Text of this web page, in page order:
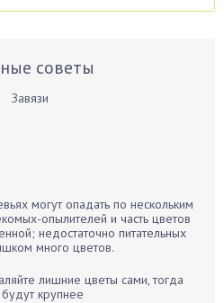
советы
могут опадать по нескольким
опылителей и часть цветов
недостаточно питательных
много цветов.
лишние цветы сами, тогда
крупнее